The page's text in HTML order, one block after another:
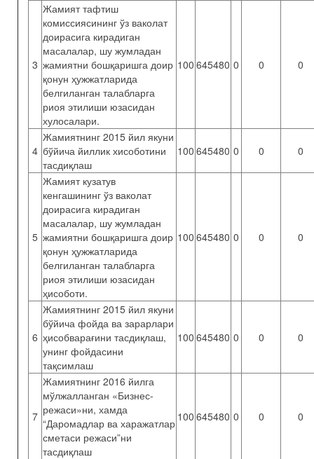
3
Жамият тафтиш
комиссиясининг ўз ваколат
доирасига кирадиган
масалалар, шу жумладан
жамиятни бошқаришга доир
қонун ҳужжатларида
белгиланган талабларга
риоя этилиши юзасидан
хулосалари.
100 645480 0 0 0
4
Жамиятнинг 2015 йил якуни
бўйича йиллик хисоботини
тасдиқлаш
100 645480 0 0 0
5
Жамият кузатув
кенгашининг ўз ваколат
доирасига кирадиган
масалалар, шу жумладан
жамиятни бошқаришга доир
қонун ҳужжатларида
белгиланган талабларга
риоя этилиши юзасидан
ҳисоботи.
100 645480 0 0 0
6
Жамиятнинг 2015 йил якуни
бўйича фойда ва зарарлари
ҳисобварағини тасдиқлаш,
унинг фойдасини
тақсимлаш
100 645480 0 0 0
7
Жамиятнинг 2016 йилга
мўлжалланган «Бизнес-
режаси»ни, хамда
“Даромадлар ва харажатлар
сметаси режаси”ни
тасдиқлаш
100 645480 0 0 0